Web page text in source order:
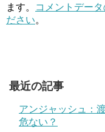
ます。
コメントデー
ださい。
最近の記事
アンジャッシュ：
危ない？